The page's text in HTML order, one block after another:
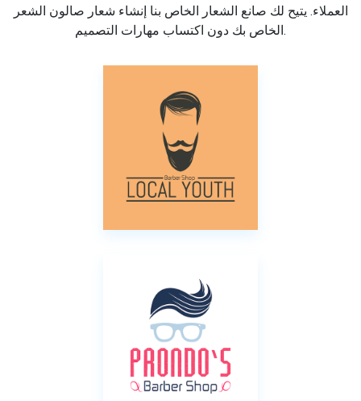
العملاء. يتيح لك صانع الشعار الخاص بنا إنشاء شعار صالون الشعر
الخاص بك دون اكتساب مهارات التصميم.